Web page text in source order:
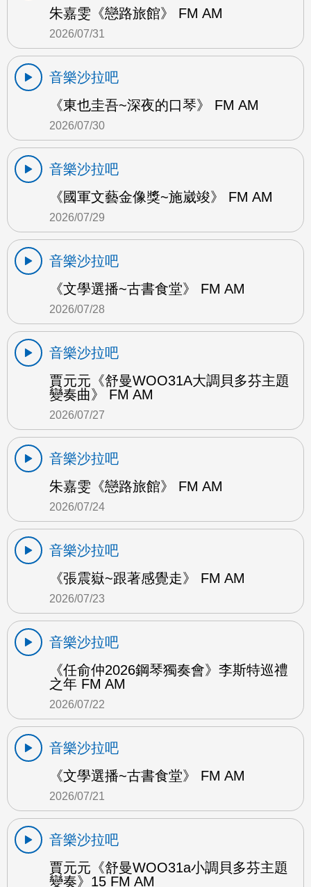
朱嘉雯《戀路旅館》 FM AM
2026/07/31
音樂沙拉吧
《東也圭吾~深夜的口琴》 FM AM
2026/07/30
音樂沙拉吧
《國軍文藝金像獎~施崴竣》 FM AM
2026/07/29
音樂沙拉吧
《文學選播~古書食堂》 FM AM
2026/07/28
音樂沙拉吧
賈元元《舒曼WOO31A大調貝多芬主題
變奏曲》 FM AM
2026/07/27
音樂沙拉吧
朱嘉雯《戀路旅館》 FM AM
2026/07/24
音樂沙拉吧
《張震嶽~跟著感覺走》 FM AM
2026/07/23
音樂沙拉吧
《任俞仲2026鋼琴獨奏會》李斯特巡禮
之年 FM AM
2026/07/22
音樂沙拉吧
《文學選播~古書食堂》 FM AM
2026/07/21
音樂沙拉吧
賈元元《舒曼WOO31a小調貝多芬主題
變奏》15 FM AM